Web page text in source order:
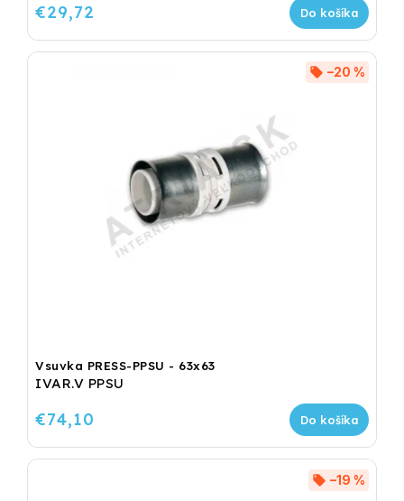
€29,72 Do košíka
Vsuvka PRESS-PPSU - 63x63
IVAR.V PPSU
–20 %
€74,10 Do košíka
–19 %